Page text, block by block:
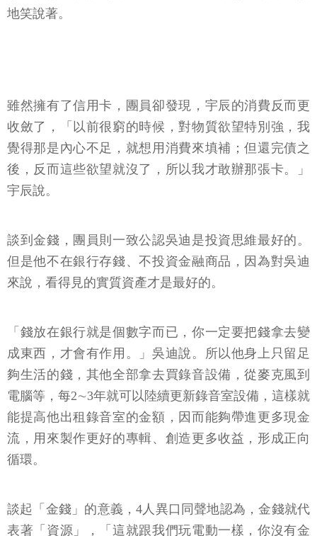
地笑說著。
雖然擁有了信用卡，團員卻發現，宇辰的消費反而更
收斂了，「以前很窮的時候，對物質欲望特別強，我
覺得那是內心不足，就想用消費來填補；但還完債之
後，反而這些欲望就沒了，所以我才敢辦那張卡。」
宇辰說。
談到金錢，團員則一致公認吳迪是投資思維最好的。
但是他不在銀行存錢、不投資金融商品，因為對吳迪
來說，看得見的實質資產才是最好的。
「錢放在銀行就是個數字而已，你一定要把錢拿去變
成東西，才會有作用。」吳迪說。所以他身上只留足
夠生活的錢，其他全部拿去買錄音設備，從麥克風到
電腦等，每2∼3年就可以陸續更新錄音室設備，這樣就
能提高他出租錄音室的金額，因而能夠帶進更多現金
流，用來製作更好的專輯、創造更多收益，形成正向
循環。
談起「金錢」的意義，4人異口同聲地認為，金錢就代
表著「資源」，「這就跟我們玩電動一樣，你沒有金